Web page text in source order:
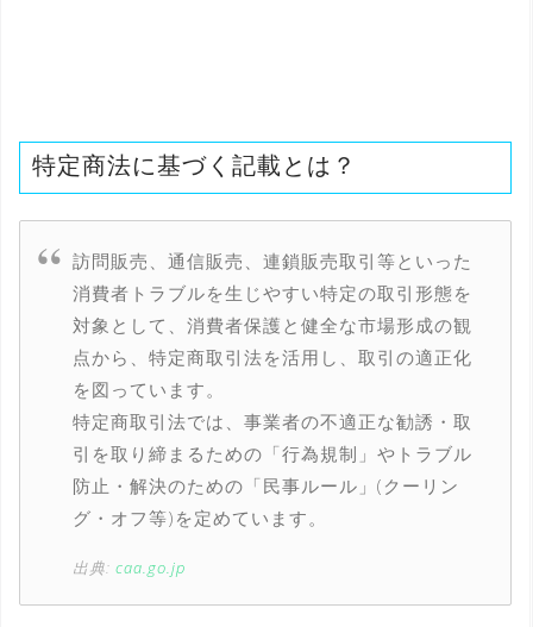
特定商法に基づく記載とは？
訪問販売、通信販売、連鎖販売取引等といった
消費者トラブルを生じやすい特定の取引形態を
対象として、消費者保護と健全な市場形成の観
点から、特定商取引法を活用し、取引の適正化
を図っています。
特定商取引法では、事業者の不適正な勧誘・取
引を取り締まるための「行為規制」やトラブル
防止・解決のための「民事ルール」(クーリン
グ・オフ等)を定めています。
出典: caa.go.jp